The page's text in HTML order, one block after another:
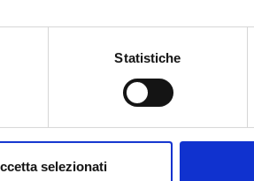
con un'approssimazione di
dalla Dichiarazione sui cookie.
Statistiche
selezionati